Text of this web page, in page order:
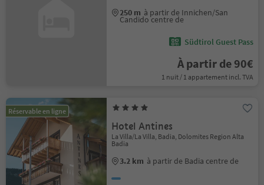
250 m à partir de Innichen/San
Candido centre de
Südtirol Guest Pass
À partir de 90€
1 nuit / 1 appartement incl. TVA
Réservable en ligne
Hotel Antines
La Villa/La Villa, Badia, Dolomites Region Alta
Badia
3.2 km à partir de Badia centre de